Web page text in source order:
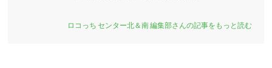
ロコっち センター北＆南 編集部さんの記事をもっと読む